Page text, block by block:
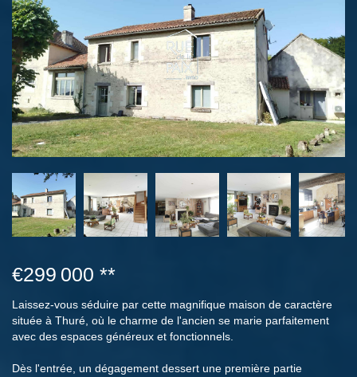
€299 000 **
Laissez-vous séduire par cette magnifique maison de caractère
située à Thuré, où le charme de l'ancien se marie parfaitement
avec des espaces généreux et fonctionnels.
Dès l'entrée, un dégagement dessert une première partie